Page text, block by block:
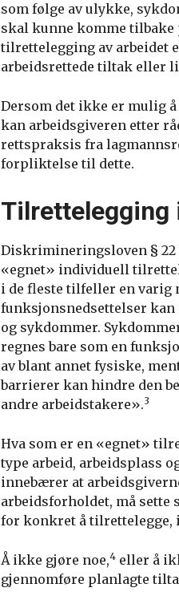
som følge av ulykke,
skal kunne komme
tilrettelegging av arbeidet
arbeidsrettede tiltak eller
Dersom det ikke er mulig
kan arbeidsgiveren etter
rettspraksis fra
forpliktelse til dette.
Tilrettelegging
Diskrimineringsloven § 22
«egnet» individuell
i de fleste tilfeller en varig
funksjonsnedsettelser kan
og sykdommer.
regnes bare som en
av blant annet fysiske,
barrierer kan hindre den
andre arbeidstakere».3
Hva som er en «egnet»
type arbeid, arbeidsplass
innebærer at
arbeidsforholdet, må sette
for konkret å tilrettelegge,
Å ikke gjøre noe,4 eller å
gjennomføre planlagte